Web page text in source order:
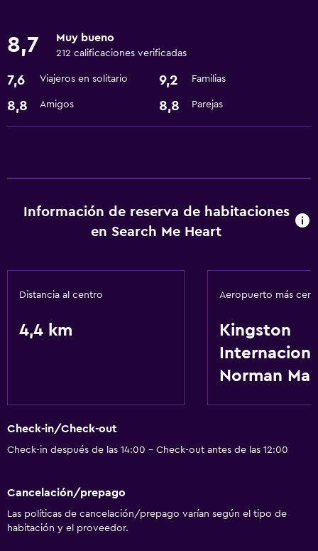
8,7 Muy bueno
212 calificaciones verificadas
7,6 Viajeros en solitario 9,2 Familias
8,8 Amigos 8,8 Parejas
Información de reserva de habitaciones
en Search Me Heart
Distancia al centro
4,4 km
Aeropuerto más
Kingston
Norman
Check-in/Check-out
Check-in después de las 14:00 - Check-out antes de las 12:00
Cancelación/prepago
Las políticas de cancelación/prepago varían según el tipo de
habitación y el proveedor.